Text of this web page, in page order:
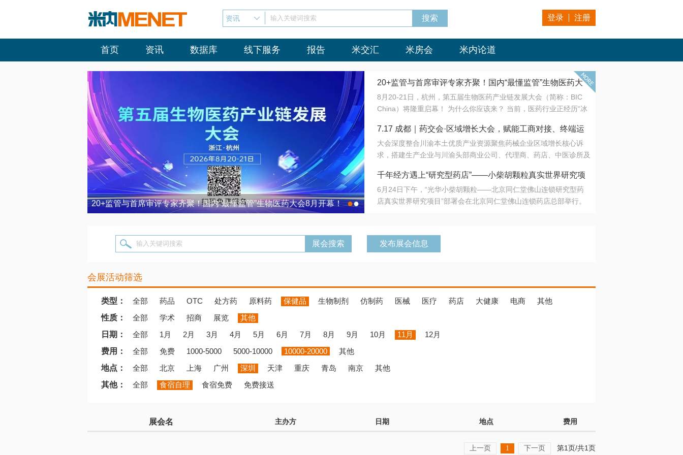
资讯 输入关键词搜索 登录 注册
首页 资讯 数据库 线下服务 报告 米交汇 米房会 米内论道
20+监管与首席审评专家齐聚！国内“最懂监管”生物医药大会8月开幕！ 7.17 成都｜药交会·区域增长大会，赋能工商对接、终端运营
●●
20+监管与首席审评专家齐聚！国内“最懂监管”生物医药大
会8月开幕！
8月20-21日，杭州，第五届生物医药产业链发展大会（简称：BIC
China）将隆重启幕！ 为什么你应该来？ 当前，医药行业正经历“冰
法正重新定义研发效率；另一端是创新药“最后一公里”的支付与入院
难题，呼唤更成熟的产业生态。 同质化“内卷”已无出路，全产业链协
同与出海能力建设才是破局关键。 本届大会以 “重构生态，定义未
算力突围；从中药创新、复杂药物制剂、CGT、多肽与小核酸的技
术攻坚，到CDMO的柔性智造。 我们致力于打破壁垒，让“实验
室”与“生产线”、“研发端”与“支付端”深度对话，更让监管、产业、资
7.17 成都｜药交会·区域增长大会，赋能工商对接、终端运
营
大会深度整合川渝本土优质产业资源聚焦药械企业区域增长核心诉
求，搭建生产企业与川渝头部商业公司、代理商、药店、中医诊所及
域增量份额夯实西南市场战略布局
千年经方遇上“研究型药店”——小柴胡颗粒真实世界研究项
目在北京同仁堂佛山连锁启动
6月24日下午，“光华小柴胡颗粒——北京同仁堂佛山连锁研究型药
店真实世界研究项目”部署会在北京同仁堂佛山连锁药店总部举行。
输入关键词搜索 发布展会信息
会展活动筛选
类型： 全部 药品 OTC 处方药 原料药 保健品 生物制剂 仿制药 医械 医疗 药店 大健康 电商
其他
性质：
全部 学术 招商 展览
其他
日期：
全部 1月 2月 3月 4月 5月 6月 7月 8月 9月 10月 11月
12月
费用：
全部 免费 1000-5000 5000-10000 10000-20000
其他
地点：
全部 北京 上海 广州 深圳 天津 重庆 青岛 南京
其他
其他：
全部 食宿自理 食宿免费 免费接送
展会名 主办方 日期 地点 费用
上一页 1 下一页 第1页/共1页